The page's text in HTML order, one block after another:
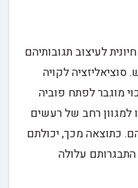
לעיצוב תגובותיהם
סוציאליזציה לקויה
מוגבר לפתח פוביה
למגוון רחב של רעשים
כתוצאה מכך, יכולתם
עלולה